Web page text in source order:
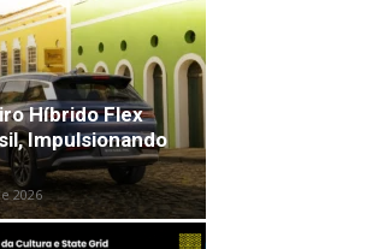
Híbrido Flex
Impulsionando
2026